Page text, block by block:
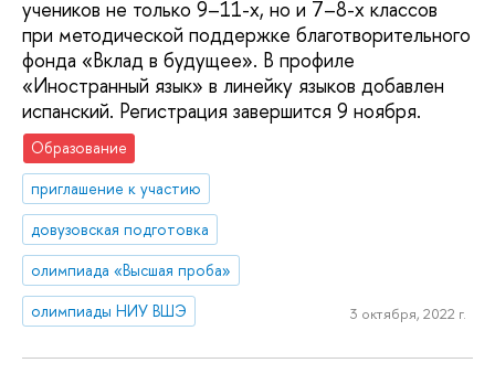
учеников не только 9–11-х, но и 7–8-х классов
при методической поддержке благотворительного
фонда «Вклад в будущее». В профиле
«Иностранный язык» в линейку языков добавлен
испанский. Регистрация завершится 9 ноября.
Образование
приглашение к участию
довузовская подготовка
олимпиада «Высшая проба»
олимпиады НИУ ВШЭ
3 октября, 2022 г.